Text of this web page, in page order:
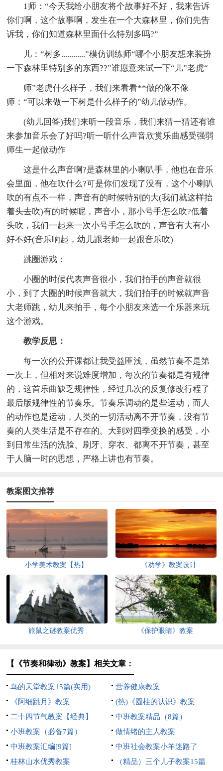
1师：“今天我给小朋友将个故事好不好，我来告诉
你们啊，这个故事啊，发生在一个大森林里，你们先告
诉我，你们知道森林里面什么特别多吗?”
儿：“树多............”模仿训练师“哪个小朋友想来装扮
一下森林里特别多的东西??”谁愿意来试一下“儿”老虎“
师”老虎什么样子，我们来看看**做的像不像
师：“可以来做一下树是什么样子的”幼儿做动作。
(幼儿回答)我们来听一段音乐，我们来猜一猜还有谁
来参加音乐会了好吗?听一听什么声音欣赏乐曲感受强弱
师生一起做动作
这是什么声音啊?是森林里的小喇叭手，他也在音乐
会里面，他在吹什么?可是你们发现了没有，这个小喇叭
吹的有点不一样，声音有的时候特别的大(我们就这样抬
着头去吹)有的时候呢，声音小，那小号手怎么吹?低着
头吹，我们一起来一次小号手怎么吹的，声音有大有小
好不好(音乐响起，幼儿跟老师一起跟音乐吹)
跳圈游戏：
小圈的时候代表声音很小，我们拍手的声音就很
小，到了大圈的时候声音就大，我们拍手的时候就声音
大老师跳，幼儿来拍手，每个小朋友来选一个乐器来玩
这个游戏。
教学反思：
每一次的公开课都让我受益匪浅，虽然节奏不是第
一次上，但相对来说难度增加，每次的节奏都是有规律
的，这首乐曲缺乏规律性，经过几次的反复修改行程了
最后版规律性的节奏乐。节奏乐调动的是些运动，而人
的动作也是运动，人类的一切活动离不开节奏，没有节
奏的人类生活是不存在的。大到对四季变换的感受，小
到日常生活的洗脸、刷牙、穿衣、都离不开节奏，甚至
于人脑一时的思想，严格上讲也有节奏。
教案图文推荐
小学美术教案【热】 《劝学》教案设计
旅鼠之谜教案优秀 《保护眼睛》教案
【《节奏和律动》教案】相关文章：
鸟的天堂教案15篇(实用)
营养健康教案
《阿细跳月》教案
(热)《圆柱的认识》教案
二十四节气教案【经典】
中班教案精品（8篇）
小班教案（必备7篇）
做情绪的主人教案
中班教案汇编[9篇]
中班社会教案小羊迷路了
桂林山水优秀教案
（精品）三个儿子教案15篇